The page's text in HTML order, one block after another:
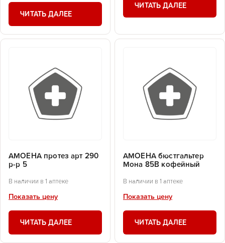
ЧИТАТЬ ДАЛЕЕ
ЧИТАТЬ ДАЛЕЕ
АМОЕНА протез арт 290
р-р 5
В наличии в 1 аптеке
Показать цену
ЧИТАТЬ ДАЛЕЕ
АМОЕНА бюстгальтер
Мона 85В кофейный
В наличии в 1 аптеке
Показать цену
ЧИТАТЬ ДАЛЕЕ